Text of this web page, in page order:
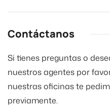
Contáctanos
Si tienes preguntas o
nuestros agentes por
nuestras oficinas te
previamente.